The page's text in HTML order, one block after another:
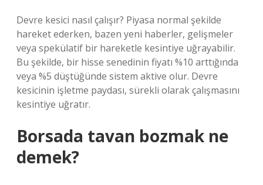
Devre kesici nasıl çalışır? Piyasa normal şekilde
hareket ederken, bazen yeni haberler, gelişmeler
veya spekülatif bir hareketle kesintiye uğrayabilir.
Bu şekilde, bir hisse senedinin fiyatı %10 arttığında
veya %5 düştüğünde sistem aktive olur. Devre
kesicinin işletme paydası, sürekli olarak çalışmasını
kesintiye uğratır.
Borsada tavan bozmak ne
demek?